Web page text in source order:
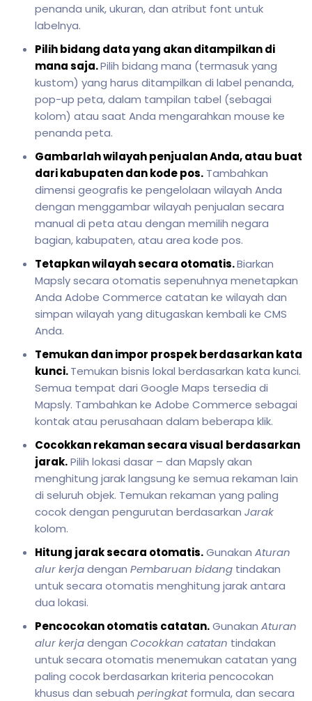
penanda unik, ukuran, dan atribut font untuk
labelnya.
Pilih bidang data yang akan ditampilkan di
mana saja.Pilih bidang mana (termasuk yang
kustom) yang harus ditampilkan di label penanda,
pop-up peta, dalam tampilan tabel (sebagai
kolom) atau saat Anda mengarahkan mouse ke
penanda peta.
Gambarlah wilayah penjualan Anda, atau buat
dari kabupaten dan kode pos. Tambahkan
dimensi geografis ke pengelolaan wilayah Anda
dengan menggambar wilayah penjualan secara
manual di peta atau dengan memilih negara
bagian, kabupaten, atau area kode pos.
Tetapkan wilayah secara otomatis.Biarkan
Mapsly secara otomatis sepenuhnya menetapkan
Anda Adobe Commerce catatan ke wilayah dan
simpan wilayah yang ditugaskan kembali ke CMS
Anda.
Temukan dan impor prospek berdasarkan kata
kunci.Temukan bisnis lokal berdasarkan kata kunci.
Semua tempat dari Google Maps tersedia di
Mapsly. Tambahkan ke Adobe Commerce sebagai
kontak atau perusahaan dalam beberapa klik.
Cocokkan rekaman secara visual berdasarkan
jarak.Pilih lokasi dasar – dan Mapsly akan
menghitung jarak langsung ke semua rekaman lain
di seluruh objek. Temukan rekaman yang paling
cocok dengan pengurutan berdasarkan Jarak
kolom.
Hitung jarak secara otomatis.Gunakan Aturan
alur kerjadengan Pembaruan bidang tindakan
untuk secara otomatis menghitung jarak antara
dua lokasi.
Pencocokan otomatis catatan.Gunakan Aturan
alur kerjadengan Cocokkan catatan tindakan
untuk secara otomatis menemukan catatan yang
paling cocok berdasarkan kriteria pencocokan
khusus dan sebuah peringkatformula, dan secara